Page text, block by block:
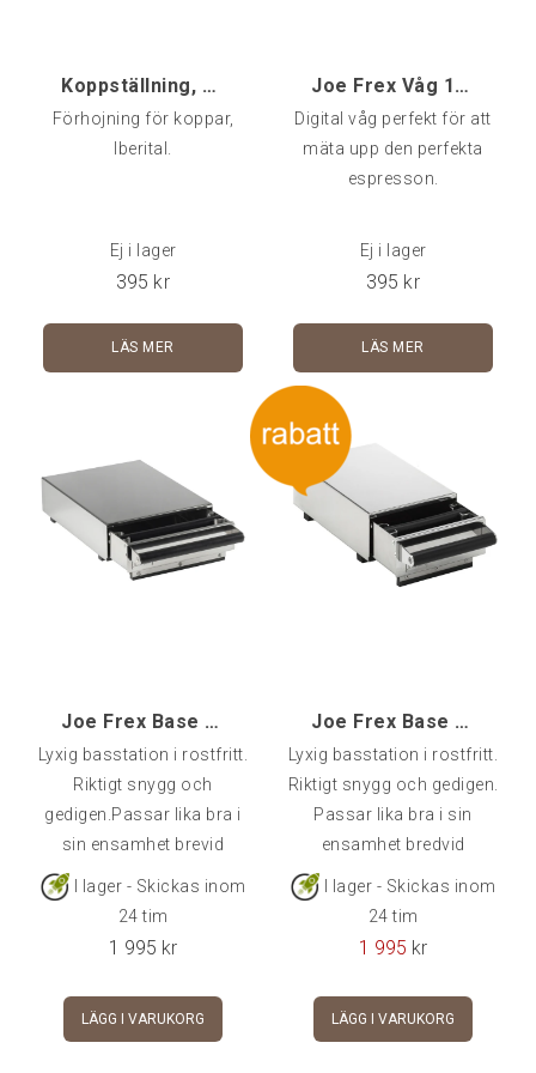
Koppställning, Förhöjning
Förhojning för koppar,
Iberital.
Ej i lager
395 kr
LÄS MER
Joe Frex Våg 1500 gr - 0,1 gr med timer / upplyst
Digital våg perfekt för att
mäta upp den perfekta
espresson.
Ej i lager
395 kr
LÄS MER
Joe Frex Base Drawer Exclusive, Large [dxm]
Lyxig basstation i rostfritt.
Riktigt snygg och
gedigen.Passar lika bra i
sin ensamhet brevid
maskinen som med en
I lager - Skickas inom
24 tim
1 995 kr
LÄGG I VARUKORG
Joe Frex Base Drawer Exclusive [dxss]
Lyxig basstation i rostfritt.
Riktigt snygg och gedigen.
Passar lika bra i sin
ensamhet bredvid
maskinen som med en
kvarn ovanpå.20 x 30 x 11
I lager - Skickas inom
24 tim
1 995 kr
LÄGG I VARUKORG